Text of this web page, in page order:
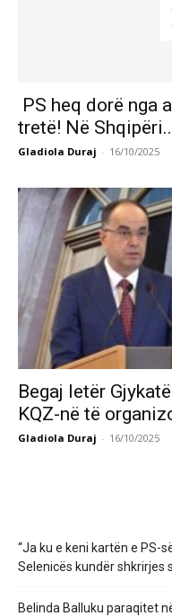
PS heq dorë nga
tretë! Në
Gladiola Duraj - 16/10/2025
Begaj letër
KQZ-në të
Gladiola Duraj - 16/10/2025
“Ja ku e keni kartën e PS-
Selenicës kundër shkrirjes
Belinda Balluku paraqitet